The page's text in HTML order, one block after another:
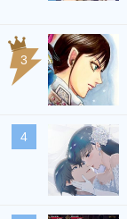
3
4